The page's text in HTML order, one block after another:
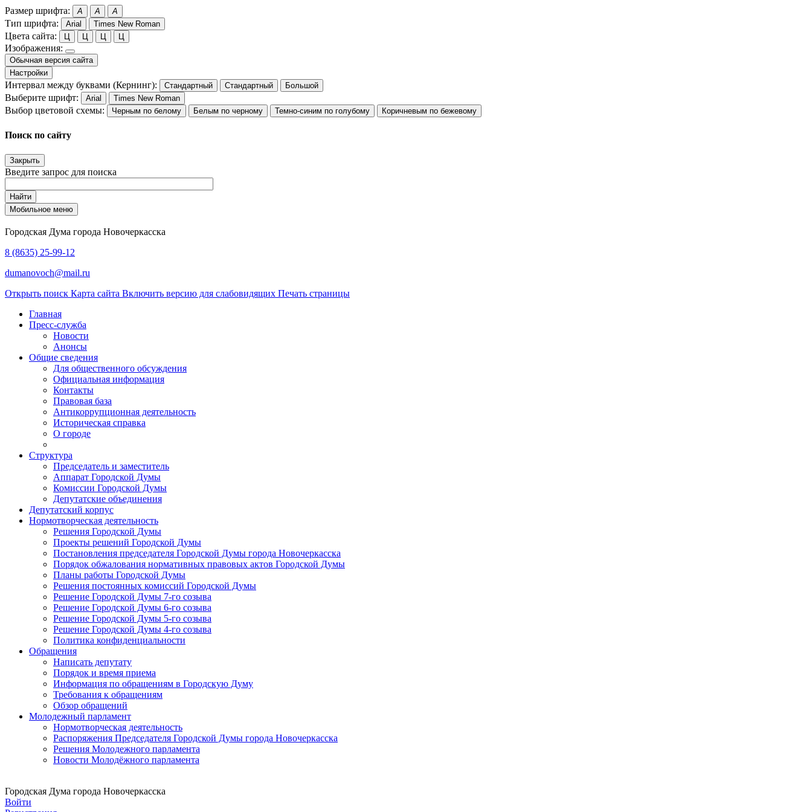
Размер шрифта: A A A
Тип шрифта: Arial Times New Roman
Цвета сайта: Ц Ц Ц Ц
Изображения:
Обычная версия сайта
Настройки
Интервал между буквами (Кернинг): Стандартный Стандартный Большой
Выберите шрифт: Arial Times New Roman
Выбор цветовой схемы: Черным по белому Белым по черному Темно-синим по голубому Коричневым по бежевому
Поиск по сайту
Закрыть
Введите запрос для поиска
Найти
Мобильное меню
Городская Дума города Новочеркасска
8 (8635) 25-99-12
dumanovoch@mail.ru
Открыть поиск Карта сайта Включить версию для слабовидящих Печать страницы
Главная
Пресс-служба
Новости
Анонсы
Общие сведения
Для общественного обсуждения
Официальная информация
Контакты
Правовая база
Антикоррупционная деятельность
Историческая справка
О городе
Структура
Председатель и заместитель
Аппарат Городской Думы
Комиссии Городской Думы
Депутатские объединения
Депутатский корпус
Нормотворческая деятельность
Решения Городской Думы
Проекты решений Городской Думы
Постановления председателя Городской Думы города Новочеркасска
Порядок обжалования нормативных правовых актов Городской Думы
Планы работы Городской Думы
Решения постоянных комиссий Городской Думы
Решение Городской Думы 7-го созыва
Решение Городской Думы 6-го созыва
Решение Городской Думы 5-го созыва
Решение Городской Думы 4-го созыва
Политика конфиденциальности
Обращения
Написать депутату
Порядок и время приема
Информация по обращениям в Городскую Думу
Требования к обращениям
Обзор обращений
Молодежный парламент
Нормотворческая деятельность
Распоряжения Председателя Городской Думы города Новочеркасска
Решения Молодежного парламента
Новости Молодёжного парламента
Городская Дума города Новочеркасска
Войти